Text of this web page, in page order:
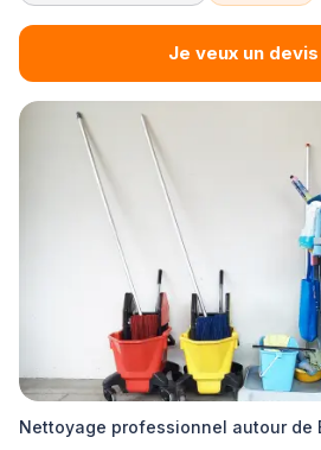
Je veux un
Nettoyage professionnel autour de